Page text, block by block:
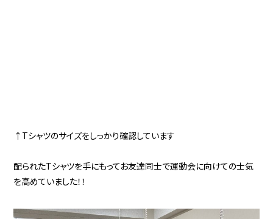
↑Tシャツのサイズをしっかり確認しています
配られたTシャツを手にもってお友達同士で運動会に向けての士気
を高めていました！！